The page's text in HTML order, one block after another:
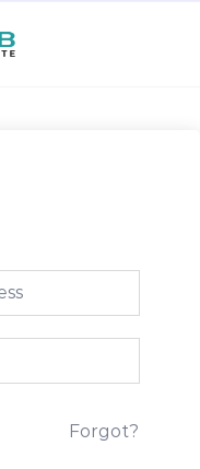
Forgot?